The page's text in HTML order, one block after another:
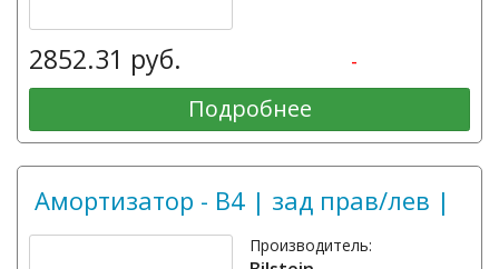
2852.31 руб. -
Подробнее
Амортизатор - B4 | зад прав/лев |
Производитель: